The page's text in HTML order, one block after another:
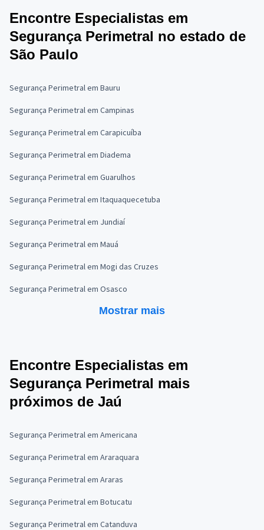
Encontre Especialistas em
Segurança Perimetral no estado de
São Paulo
Segurança Perimetral em Bauru
Segurança Perimetral em Campinas
Segurança Perimetral em Carapicuíba
Segurança Perimetral em Diadema
Segurança Perimetral em Guarulhos
Segurança Perimetral em Itaquaquecetuba
Segurança Perimetral em Jundiaí
Segurança Perimetral em Mauá
Segurança Perimetral em Mogi das Cruzes
Segurança Perimetral em Osasco
Mostrar mais
Encontre Especialistas em
Segurança Perimetral mais
próximos de Jaú
Segurança Perimetral em Americana
Segurança Perimetral em Araraquara
Segurança Perimetral em Araras
Segurança Perimetral em Botucatu
Segurança Perimetral em Catanduva